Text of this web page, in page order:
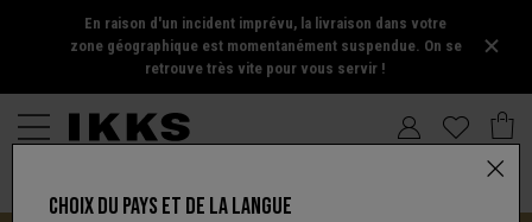
En raison d'un incident imprévu, la livraison dans votre
zone géographique est momentanément suspendue. On se
retrouve très vite pour vous servir !
CHOIX DU PAYS ET DE LA LANGUE